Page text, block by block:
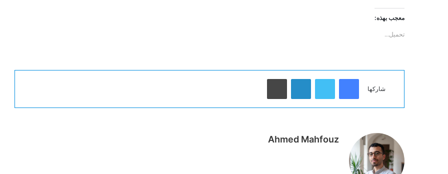
معجب بهذه:
تحميل...
شاركها
فيسبوك لينكدإن
Ahmed Mahfouz